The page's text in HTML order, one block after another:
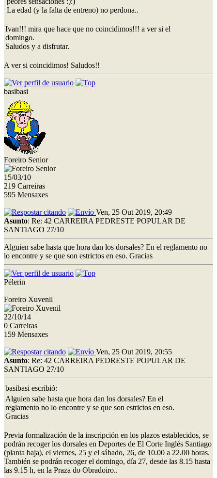
La edad (y la falta de entreno) no perdona..
Ivan!!! mira que hace que no coincidimos!!! a ver si el
domingo.
Saludos y a disfrutar.
A ver si coincidimos! Saludos!!
basibasi
Foreiro Senior
15/03/10
219 Carreiras
595 Mensaxes
Ven, 25 Out 2019, 20:49
Asunto: Re: 42 CARREIRA PEDRESTE POPULAR DE
SANTIAGO 27/10
Alguien sabe hasta que hora dan los dorsales? En el reglamento no
lo encontre y se que son estrictos en eso. Gracias
Pèlerin
Foreiro Xuvenil
22/10/14
0 Carreiras
159 Mensaxes
Ven, 25 Out 2019, 20:55
Asunto: Re: 42 CARREIRA PEDRESTE POPULAR DE
SANTIAGO 27/10
basibasi escribió:
Alguien sabe hasta que hora dan los dorsales? En el
reglamento no lo encontre y se que son estrictos en eso.
Gracias
Previa formalización de la inscripción en los plazos establecidos, se
podrán recoger los dorsales en Deportes de El Corte Inglés Santiago
(planta baja), el viernes, 25 y el sábado, 26, de 10.00 a 22.00 horas.
También se podrán recoger el domingo, día 27, desde las 8.15 hasta
las 9.15 h, en la Praza do Obradoiro..